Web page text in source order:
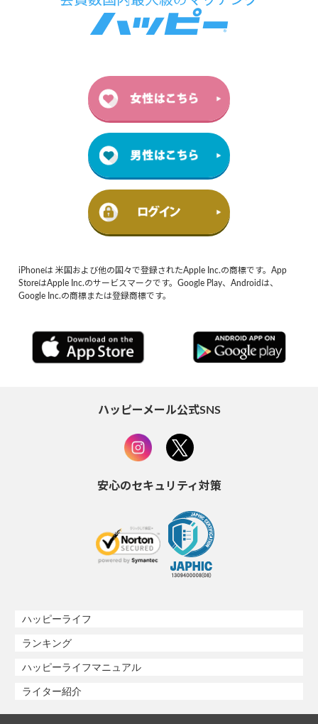
iPhoneは 米国および他の国々で登録されたApple Inc.の商標です。App
StoreはApple Inc.のサービスマークです。Google Play、Androidは、
Google Inc.の商標または登録商標です。
ハッピーメール公式SNS
安心のセキュリティ対策
ハッピーライフ
ランキング
ハッピーライフマニュアル
ライター紹介